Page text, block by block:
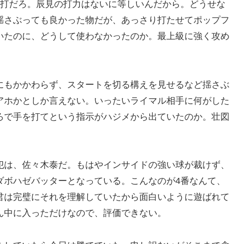
だろ。辰見の打力はないに等しいんだから。どうせな
ぶっても良かった物だが、あっさり打たせてポップフ
のに、どうして使わなかったのか。最上級に強く攻め
かかわらず、スタートを切る構えを見せるなど揺さぶ
かとしか言えない。いったいライマル相手に何がした
手を打てという指示がハジメから出ていたのか。壮図
、佐々木泰だ。もはやインサイドの強い球が裁けず、
ハゼバッターとなっている。こんなのが4番なんて、
完璧にそれを理解していたから面白いように遊ばれて
に入っただけなので、評価できない。